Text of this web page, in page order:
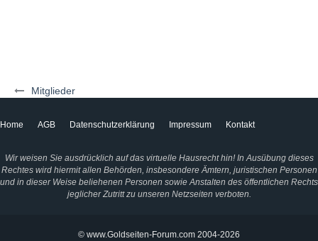
Mitglieder
Home AGB Datenschutzerklärung Impressum Kontakt
Wir weisen Sie ausdrücklich auf das virtuelle Hausrecht hin! In Ausübung dieses
Rechtes wird hiermit allen Behörden, insbesondere Ämtern, juristischen Personen
und in dieser Weise beliehenen Personen sowie Anstalten des öffentlichen Rechts
jeglicher Zutritt zu unseren Netzseiten verboten.
© www.Goldseiten-Forum.com 2004-2026